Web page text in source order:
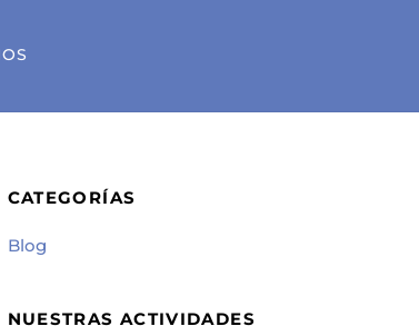
CATEGORÍAS
Blog
NUESTRAS ACTIVIDADES